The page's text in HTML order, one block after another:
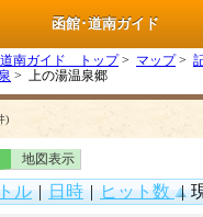
函館･道南ガイド
南ガイド トップ> マップ>
> 上の湯温泉郷
)
地図表示
ル | 日時 | ヒット数 |